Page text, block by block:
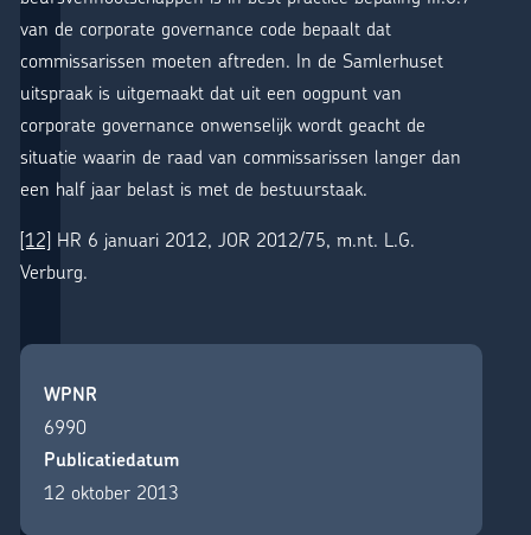
van de corporate governance code bepaalt dat
commissarissen moeten aftreden. In de Samlerhuset
uitspraak is uitgemaakt dat uit een oogpunt van
corporate governance onwenselijk wordt geacht de
situatie waarin de raad van commissarissen langer dan
een half jaar belast is met de bestuurstaak.
[12] HR 6 januari 2012, JOR 2012/75, m.nt. L.G.
Verburg.
WPNR
6990
Publicatiedatum
12 oktober 2013